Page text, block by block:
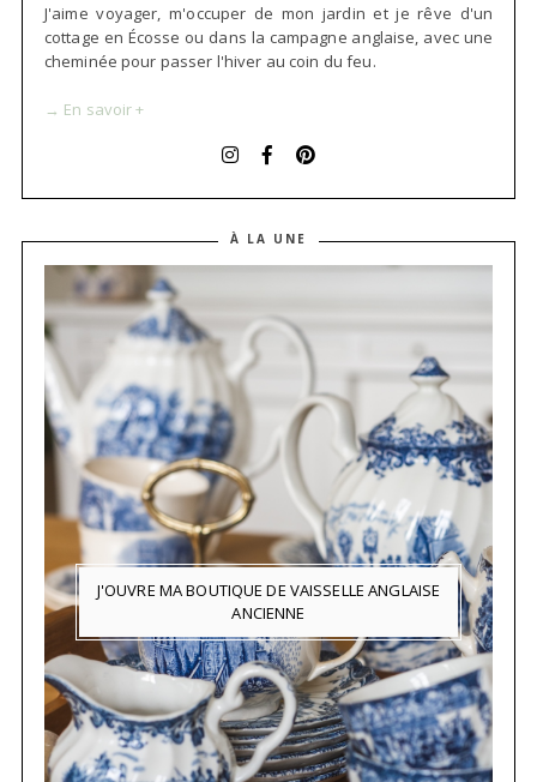
J'aime voyager, m'occuper de mon jardin et je rêve d'un
cottage en Écosse ou dans la campagne anglaise, avec une
cheminée pour passer l'hiver au coin du feu.
→ En savoir +
À LA UNE
J'OUVRE MA BOUTIQUE DE VAISSELLE ANGLAISE
ANCIENNE